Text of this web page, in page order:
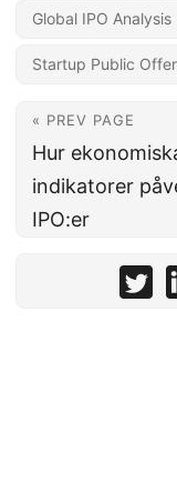
Global IPO Analysis
Startup Public
« PREV PAGE
Hur
indikatorer
IPO:er